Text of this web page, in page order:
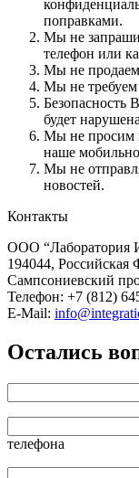
поправками.
Мы не
телефон или
Мы не продаем
Мы не требуем
Безопасность
будет
Мы не просим
наше
Мы не
новостей.
Контакты
ООО “Лаборатория
194044, Российская
Сампсониевский
Телефон: +7 (812)
E-Mail:
Остались
телефона